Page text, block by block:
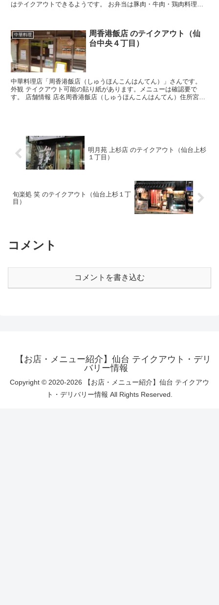
はテイクアウトできるようです。 お弁当は豚肉・牛肉・鶏肉料理が
中華料理
周香港飯店 のテイクアウト（仙
台中央４丁目）
中華料理店「周香港飯店（しゅうほんこんはんてん）」さんです。
外観 テイクアウト可能の貼り紙があります。メニューは確認要で
す。 店舗情報 店名周香港飯店（しゅうほんこんはんてん）住所宮城
明月苑 上杉店 のテイクアウト（仙台上杉
１丁目）
旬楽処 笑 のテイクアウト（仙台上杉１丁
目）
コメント
コメントを書き込む
【お店・メニュー紹介】仙台 テイクアウト・デリ
バリー情報
Copyright © 2020-2026 【お店・メニュー紹介】仙台 テイクアウ
ト・デリバリー情報 All Rights Reserved.